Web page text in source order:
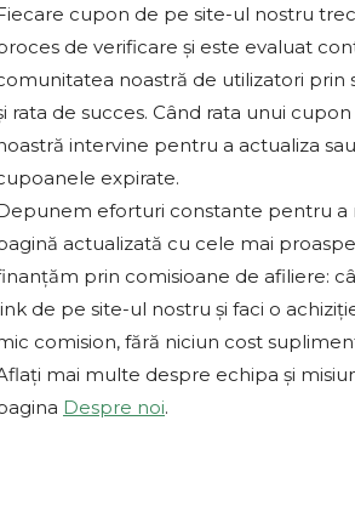
cupon de pe site-ul nostru
de verificare și este evaluat
noastră de utilizatori prin
rata de succes. Când rata unui
intervine pentru a actualiza
expirate.
eforturi constante pentru a
actualizată cu cele mai
prin comisioane de afiliere:
de pe site-ul nostru și faci o
comision, fără niciun cost
mai multe despre echipa și
Despre noi.